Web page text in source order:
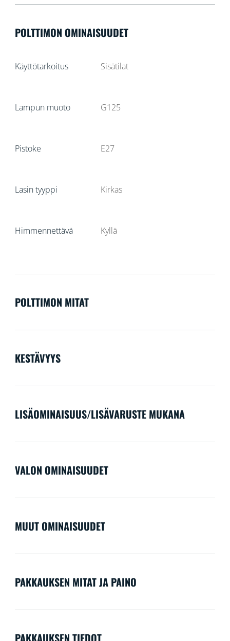
POLTTIMON OMINAISUUDET
Käyttötarkoitus Sisätilat
Lampun muoto G125
Pistoke E27
Lasin tyyppi Kirkas
Himmennettävä Kyllä
POLTTIMON MITAT
KESTÄVYYS
LISÄOMINAISUUS/LISÄVARUSTE MUKANA
VALON OMINAISUUDET
MUUT OMINAISUUDET
PAKKAUKSEN MITAT JA PAINO
PAKKAUKSEN TIEDOT